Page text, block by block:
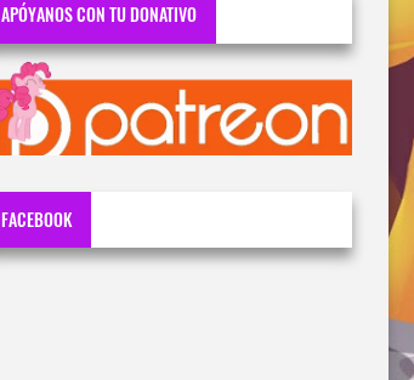
APÓYANOS CON TU DONATIVO
FACEBOOK